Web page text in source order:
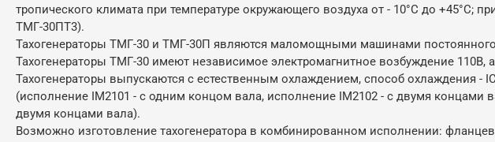
тропического климата при температуре окружающего воздуха от - 10°С до +45°С;
ТМГ-30ПТ3).
Тахогенераторы ТМГ-30 и ТМГ-30П являются маломощными машинами
Тахогенераторы ТМГ-30 имеют независимое электромагнитное возбуждение
Тахогенераторы выпускаются с естественным охлаждением, способ охлаждения
(исполнение IM2101 - с одним концом вала, исполнение IM2102 - с двумя
двумя концами вала).
Возможно изготовление тахогенератора в комбинированном исполнении: